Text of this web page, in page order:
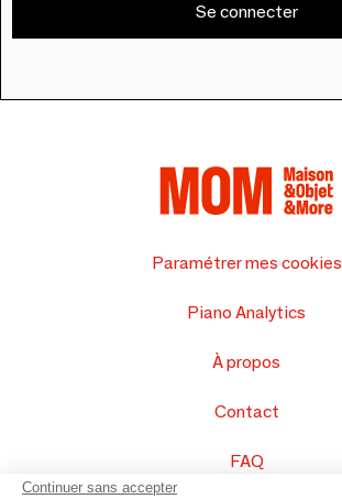
Se connecter
Paramétrer mes cookies
Piano Analytics
À propos
Contact
FAQ
Continuer sans accepter